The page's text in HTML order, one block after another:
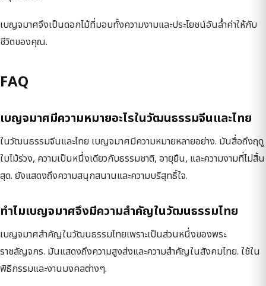
เบญจมาศจึงเป็นดอกไม้ที่มอบทั้งความงามและประโยชน์อันล้ำค่าให้กับ
ชีวิตของคุณ.
FAQ
เบญจมาศมีความหมายอะไรในวัฒนธรรมจีนและไทย
ในวัฒนธรรมจีนและไทย เบญจมาศมีความหมายหลายอย่าง. มันสื่อถึงฤดู
ใบไม้ร่วง, ความเป็นหนึ่งเดียวกับธรรมชาติ, อายุยืน, และความงามที่ไม่สิ้น
สุด. ยังแสดงถึงความสนุกสนานและความบริสุทธิ์ใจ.
ทำไมเบญจมาศจึงมีความสำคัญในวัฒนธรรมไทย
เบญจมาศสำคัญในวัฒนธรรมไทยเพราะเป็นส่วนหนึ่งของพระ
ราชลัญจกร. มันแสดงถึงความสูงส่งและความสำคัญในสังคมไทย. ใช้ใน
พิธีกรรมและงานมงคลต่างๆ.